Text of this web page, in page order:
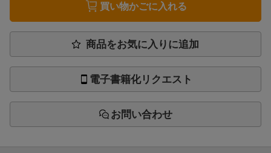
買い物かごに入れる
商品をお気に入りに追加
電子書籍化リクエスト
お問い合わせ